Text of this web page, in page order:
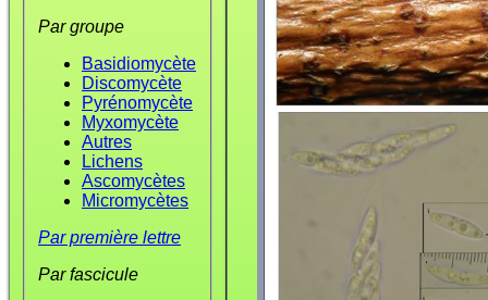
Par groupe
Basidiomycète
Discomycète
Pyrénomycète
Myxomycète
Autres
Lichens
Ascomycètes
Micromycètes
Par première lettre
Par fascicule